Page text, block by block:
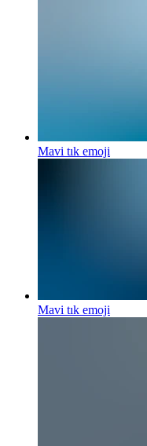
Mavi tık emoji
Mavi tık emoji